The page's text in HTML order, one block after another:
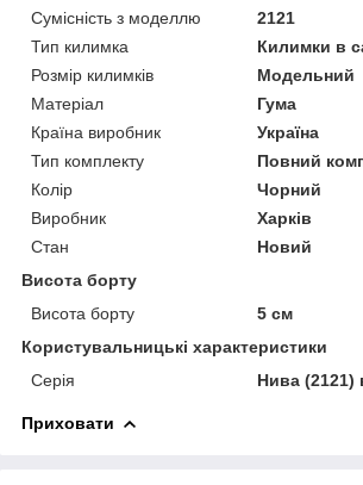
Сумісність з моделлю
2121
Тип килимка
Килимки в
Розмір килимків
Модельний
Матеріал
Гума
Країна виробник
Україна
Тип комплекту
Повний
Колір
Чорний
Виробник
Харків
Стан
Новий
Висота борту
Висота борту
5 см
Користувальницькі характеристики
Серія
Нива (2121)
Приховати